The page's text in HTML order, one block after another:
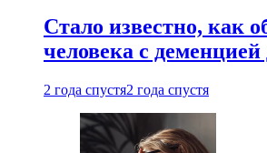
Стало известно, как
человека с деменцией
2 года спустя2 года спустя